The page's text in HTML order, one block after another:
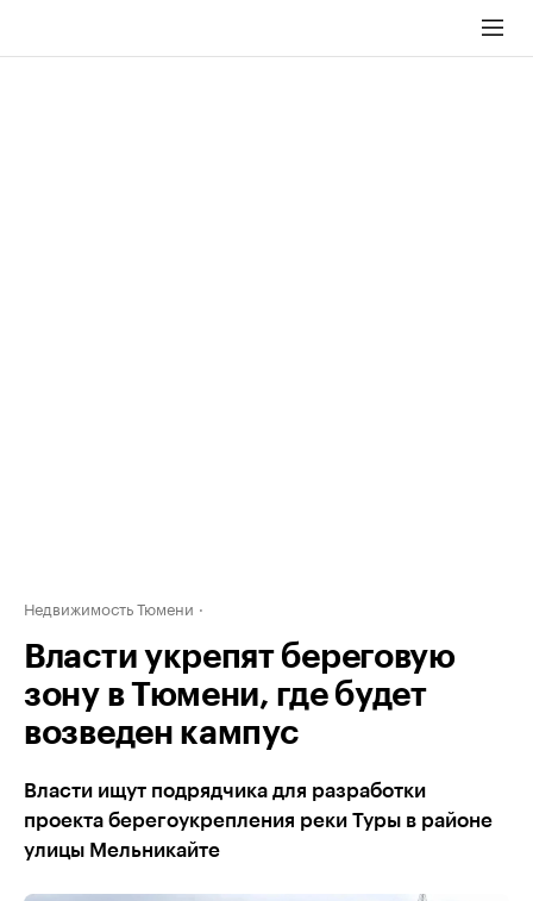
Недвижимость Тюмени
Власти укрепят береговую
зону в Тюмени, где будет
возведен кампус
Власти ищут подрядчика для разработки
проекта берегоукрепления реки Туры в районе
улицы Мельникайте